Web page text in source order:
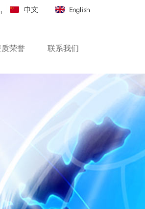
质荣誉 联系我们